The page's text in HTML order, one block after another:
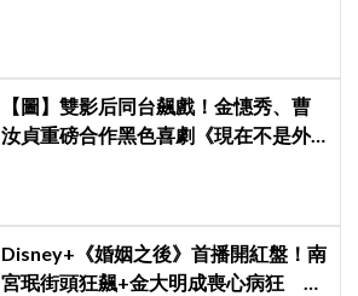
【圖】雙影后同台飆戲！金憓秀、曹
汝貞重磅合作黑色喜劇《現在不是外
Disney+《婚姻之後》首播開紅盤！南
宮珉街頭狂飆+金大明成喪心病狂 助